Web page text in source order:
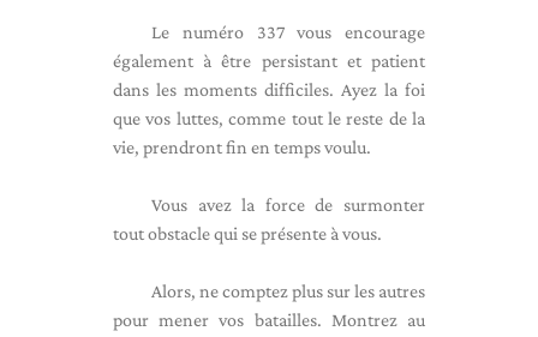
Le numéro 337 vous encourage
également à être persistant et patient
dans les moments difficiles. Ayez la foi
que vos luttes, comme tout le reste de la
vie, prendront fin en temps voulu.
Vous avez la force de surmonter
tout obstacle qui se présente à vous.
Alors, ne comptez plus sur les autres
pour mener vos batailles. Montrez au